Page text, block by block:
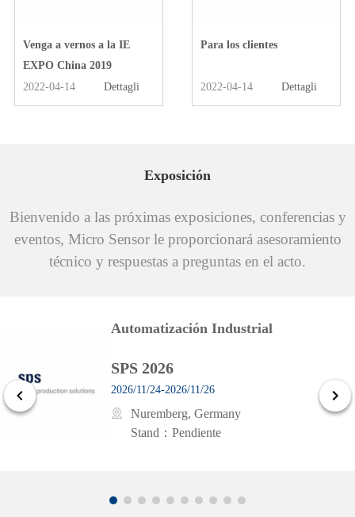
Venga a vernos a la IE
EXPO China 2019
2022-04-14 Dettagli
Para los clientes
2022-04-14 Dettagli
Exposición
Bienvenido a las próximas exposiciones, conferencias y
eventos, Micro Sensor le proporcionará asesoramiento
técnico y respuestas a preguntas en el acto.
Automatización Industrial
SPS 2026
2026/11/24-2026/11/26
Nuremberg, Germany
Stand：Pendiente